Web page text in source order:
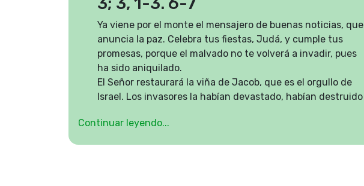
Ya viene por el monte el mensajero de buenas noticias, que
anuncia la paz. Celebra tus fiestas, Judá, y cumple tus
promesas, porque el malvado no te volverá a invadir, pues
ha sido aniquilado.
El Señor restaurará la viña de Jacob, que es el orgullo de
Israel. Los invasores la habían devastado, habían destruido
sanguinaria, toda llena de mentiras y despojos, que no has
Continuar leyendo...